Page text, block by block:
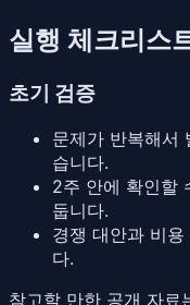
실행 체크리스
초기 검증
문제가 반복해서
습니다.
2주 안에 확인할
둡니다.
경쟁 대안과 비
다.
참고할 만한 공개 자료